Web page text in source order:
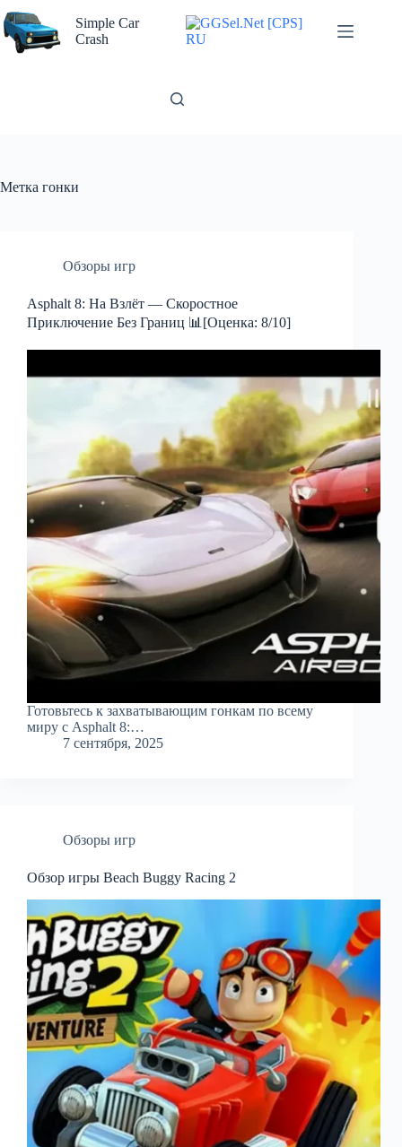
к
сути
Simple Car
Crash
Метка гонки
Обзоры игр
Asphalt 8: На Взлёт — Скоростное
Приключение Без Границ 📊[Оценка: 8/10]
Готовьтесь к захватывающим гонкам по всему
миру с Asphalt 8:…
7 сентября, 2025
Обзоры игр
Обзор игры Beach Buggy Racing 2